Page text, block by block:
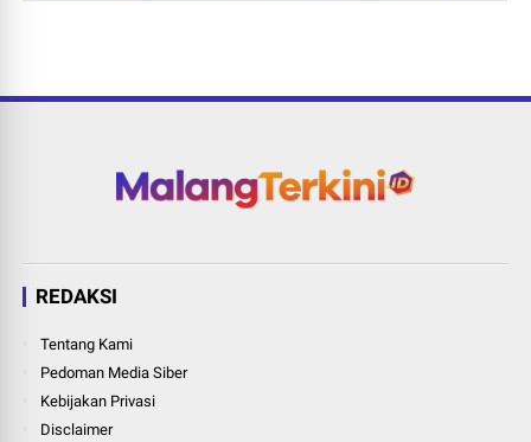
REDAKSI
Tentang Kami
Pedoman Media Siber
Kebijakan Privasi
Disclaimer